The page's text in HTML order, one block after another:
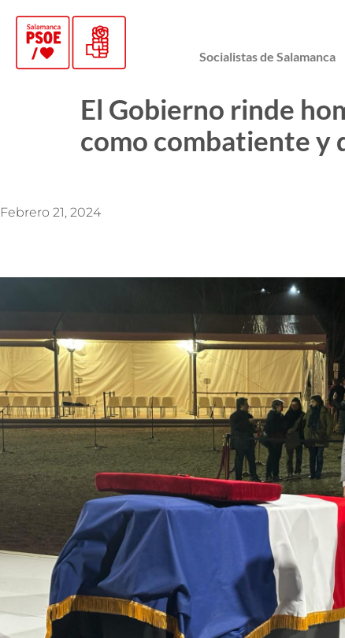
Socialistas de Salamanca
El Gobierno rinde
como combatiente y
Febrero 21, 2024